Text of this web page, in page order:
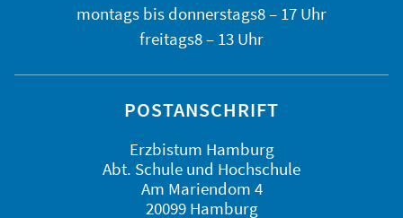
montags bis donnerstags8 – 17 Uhr
freitags8 – 13 Uhr
POSTANSCHRIFT
Erzbistum Hamburg
Abt. Schule und Hochschule
Am Mariendom 4
20099 Hamburg